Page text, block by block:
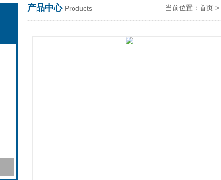
产品中心 Products 当前位置： 首页 >